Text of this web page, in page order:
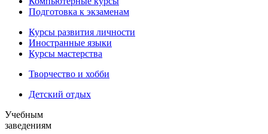
Подготовка к экзаменам
Курсы развития личности
Иностранные языки
Курсы мастерства
Творчество и хобби
Детский отдых
Учебным
заведениям